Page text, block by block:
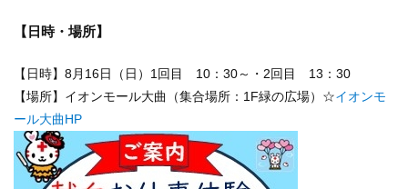
【日時・場所】
【日時】8月16日（日）1回目 10：30～・2回目 13：30
【場所】イオンモール大曲（集合場所：1F緑の広場）☆イオンモ
ール大曲HP